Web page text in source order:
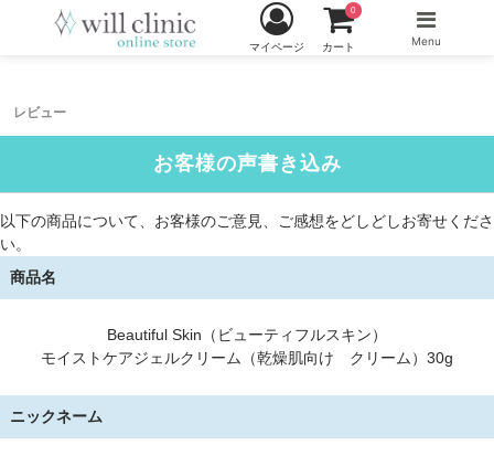
レビュー
マイページ カート
0
Menu
お客様の声書き込み
以下の商品について、お客様のご意見、ご感想をどしどしお寄せくださ
い。
商品名
Beautiful Skin（ビューティフルスキン）
モイストケアジェルクリーム（乾燥肌向け クリーム）30g
ニックネーム